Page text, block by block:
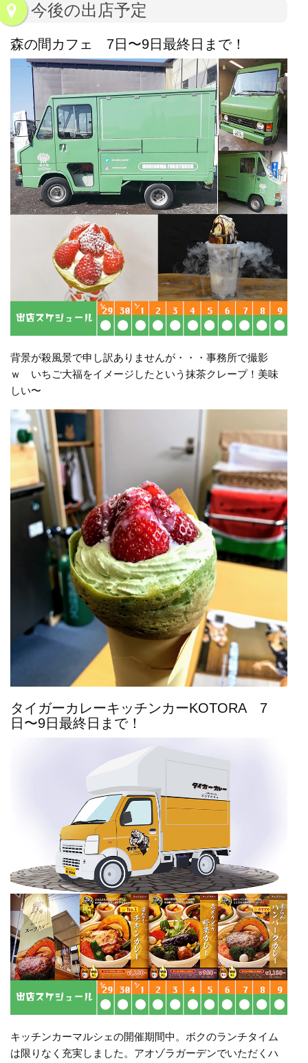
今後の出店予定
森の間カフェ 7日〜9日最終日まで！
背景が殺風景で申し訳ありませんが・・・事務所で撮影
ｗ いちご大福をイメージしたという抹茶クレープ！美味
しい〜
タイガーカレーキッチンカーKOTORA 7
日〜9日最終日まで！
キッチンカーマルシェの開催期間中。ボクのランチタイム
は限りなく充実しました。アオゾラガーデンでいただくハ